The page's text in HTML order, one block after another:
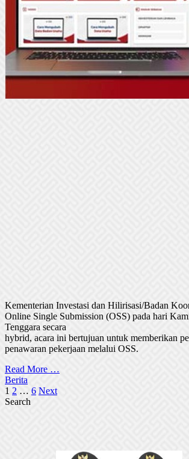
Kementerian Investasi dan Hilirisasi/Badan
Online Single Submission (OSS) pada hari
Tenggara secara
hybrid, acara ini bertujuan untuk memberikan
penawaran pekerjaan melalui OSS.
Read More …
Berita
Posts
pagination
1 2 … 6 Next
Search